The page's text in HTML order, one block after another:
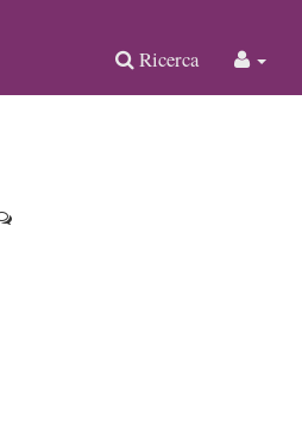
Ricerca